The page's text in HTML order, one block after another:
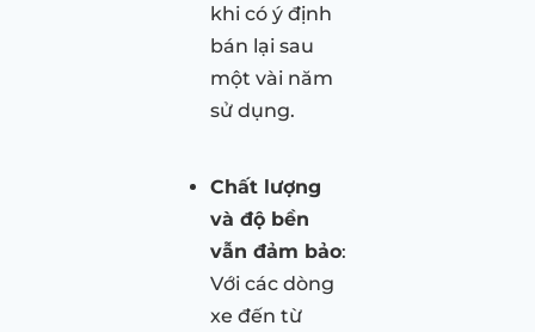
khi có ý định
bán lại sau
một vài năm
sử dụng.
Chất lượng
và độ bền
vẫn đảm bảo:
Với các dòng
xe đến từ